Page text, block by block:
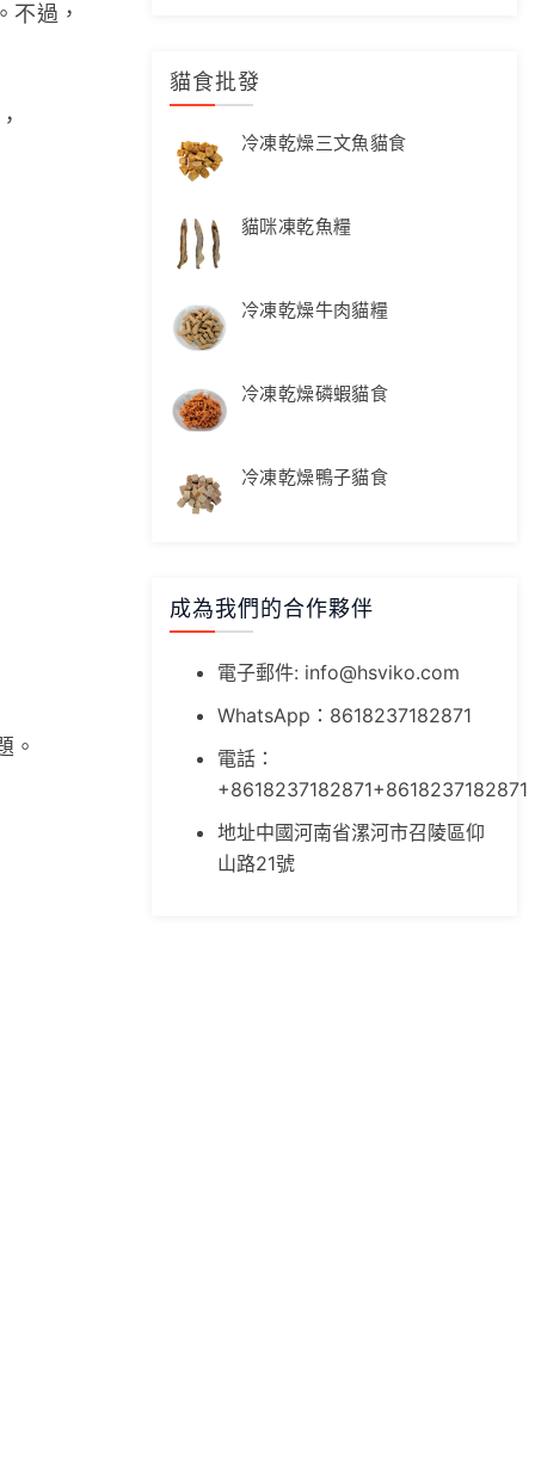
不過，
。
貓食批發
冷凍乾燥三文魚貓食
貓咪凍乾魚糧
冷凍乾燥牛肉貓糧
冷凍乾燥磷蝦貓食
冷凍乾燥鴨子貓食
成為我們的合作夥伴
電子郵件: info@hsviko.com
WhatsApp：8618237182871
電話：
+8618237182871+8618237182871
地址中國河南省漯河市召陵區仰
山路21號